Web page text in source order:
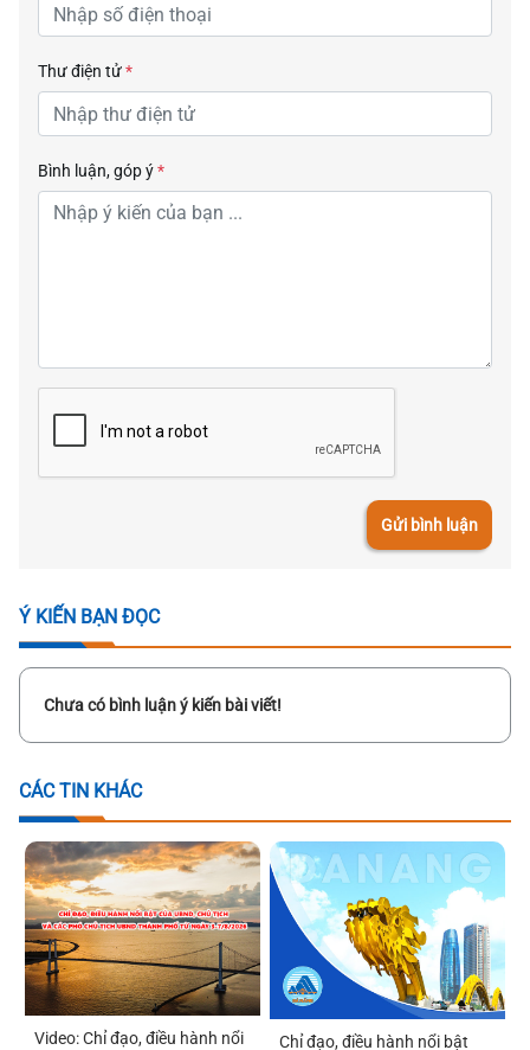
Thư điện tử*
Bình luận, góp ý*
Gửi bình luận
Ý KIẾN BẠN ĐỌC
Chưa có bình luận ý kiến bài viết!
CÁC TIN KHÁC
Video: Chỉ đạo, điều hành nổi
Chỉ đạo, điều hành nổi bật